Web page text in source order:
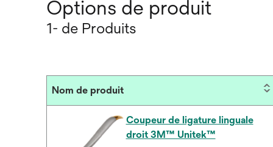
Options de produit
1- de Produits
Nom de produit
Coupeur de ligature linguale
droit 3M™ Unitek™